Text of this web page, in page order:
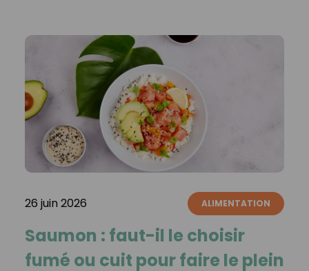
26 juin 2026 ALIMENTATION
Saumon : faut-il le choisir
fumé ou cuit pour faire le plein